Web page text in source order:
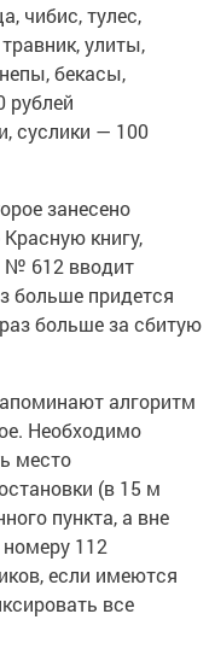
чибис, тулес,
улиты,
бекасы,
рублей
суслики — 100
занесено
книгу,
№ 612 вводит
больше придется
больше за сбитую
алгоритм
Необходимо
место
(в 15 м
пункта, а вне
112
если имеются
все